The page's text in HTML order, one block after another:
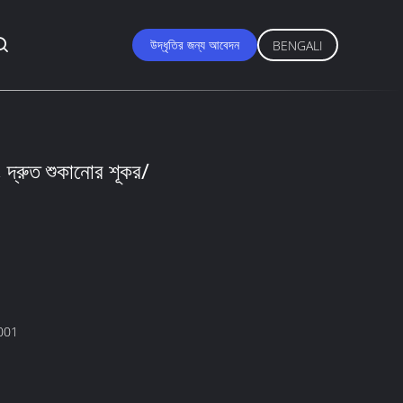
উদ্ধৃতির জন্য আবেদন BENGALI
দ্রুত শুকানোর শূকর/